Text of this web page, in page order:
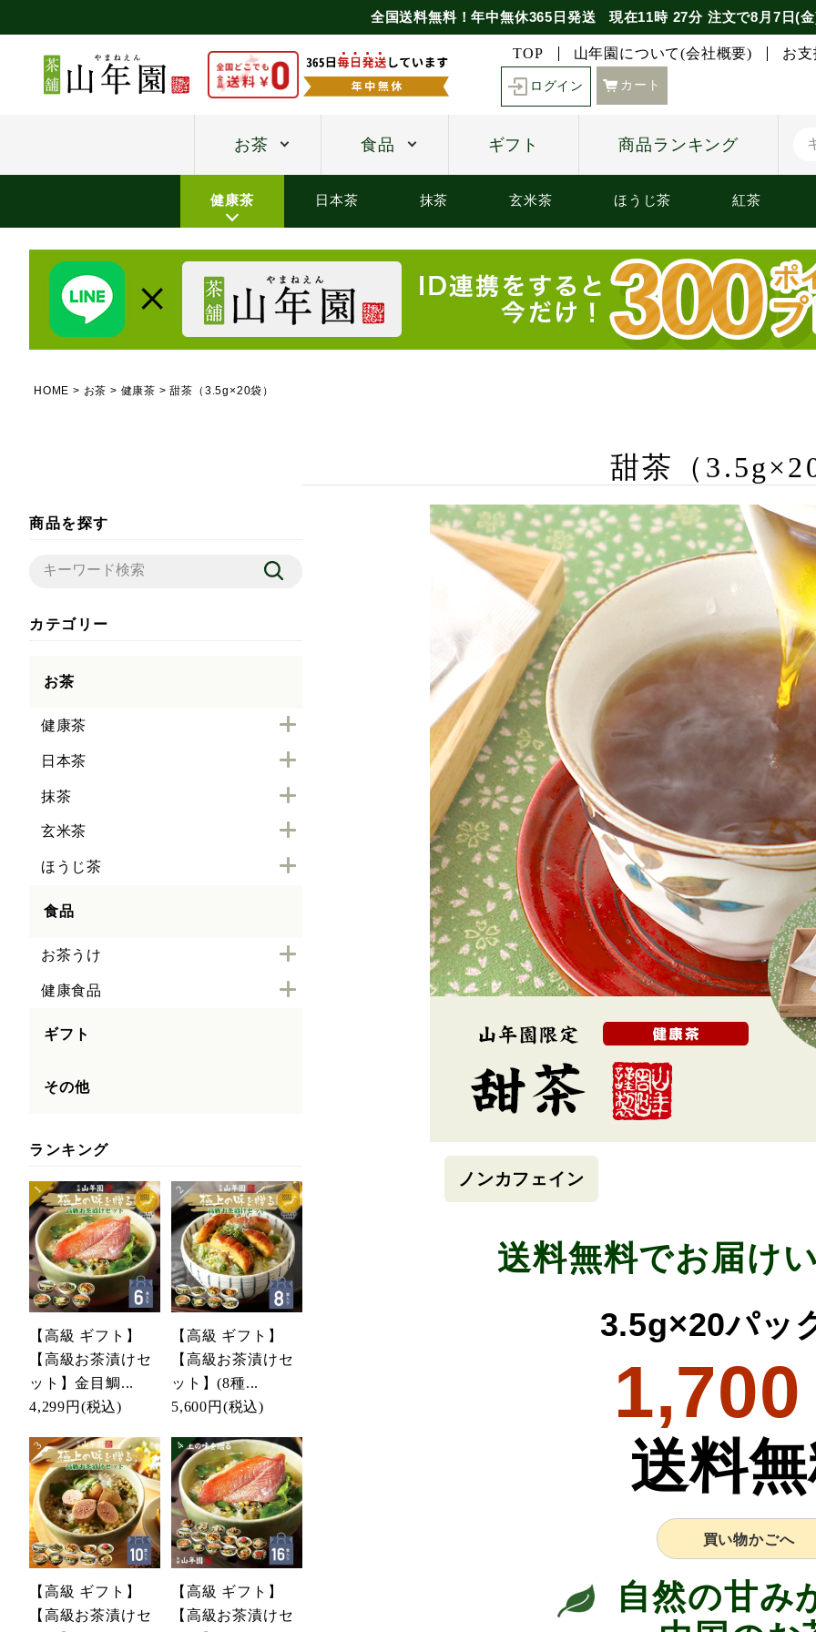
全国送料無料！年中無休365日発送 現在11時 27分 注文で8月7日(
TOP 山年園について(会社概要) お
ログイン カート
お茶 食品 ギフト 商品ランキング
健康茶 日本茶 抹茶 玄米茶 ほうじ茶 紅茶
HOME お茶 健康茶 甜茶（3.5g×20袋）
商品を探す
カテゴリー
お茶
健康茶
日本茶
抹茶
玄米茶
ほうじ茶
食品
お茶うけ
健康食品
ギフト
その他
ランキング
【高級 ギフト】
【高級お茶漬けセ
ット】金目鯛...
4,299円 (税込)
【高級 ギフト】
【高級お茶漬けセ
ット】(8種...
5,600円 (税込)
【高級 ギフト】
【高級お茶漬けセ
【高級 ギフト】
【高級お茶漬けセ
甜茶（
ノンカフェイン
送料無料でお届け
3.5g×20パッ
1,700
送料
買い物かごへ
自然の甘み